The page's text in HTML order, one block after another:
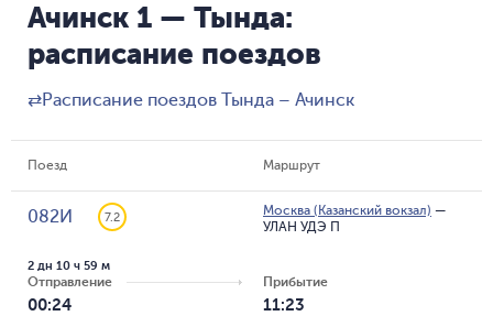
Ачинск 1 — Тында:
расписание поездов
⇄Расписание поездов Тында – Ачинск
Поезд Маршрут
082И 7.2 Москва (Казанский вокзал) —
УЛАН УДЭ П
Отправление
00:24
2 дн 10 ч 59 м
Прибытие
11:23